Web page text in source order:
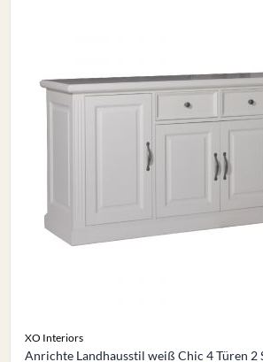
XO Interiors
Anrichte Landhausstil weiß Chic 4 Türen 2